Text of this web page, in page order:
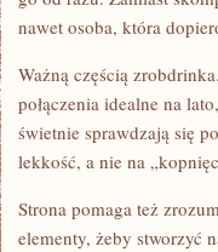
nawet osoba, która
Ważną częścią
połączenia idealne na
świetnie sprawdzają się
lekkość, a nie na
Strona pomaga też
elementy, żeby stworzyć